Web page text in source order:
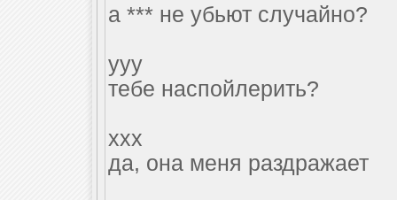
а *** не убьют случайно?
yyy
тебе наспойлерить?
xxx
да, она меня раздражает